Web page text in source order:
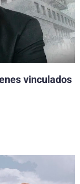
vinculados